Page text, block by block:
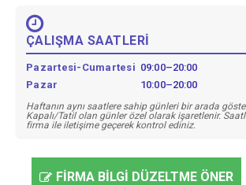
ÇALIŞMA SAATLERİ
Pazartesi-Cumartesi 09:00–20:00
Pazar
10:00–20:00
Haftanın aynı saatlere sahip günleri bir arada
Kapalı/Tatil olan günler özel olarak işaretlenir.
firma ile iletişime geçerek kontrol ediniz.
FİRMA BİLGİ DÜZELTME ÖNER